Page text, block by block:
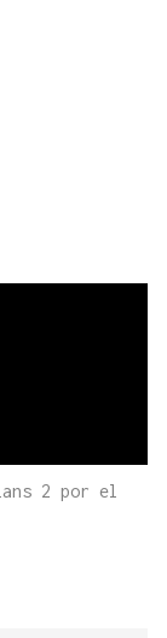
2 por el